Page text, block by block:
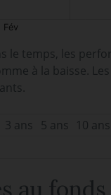
le temps, les
à la baisse.
3 ans 5 ans 10 ans
au fonds